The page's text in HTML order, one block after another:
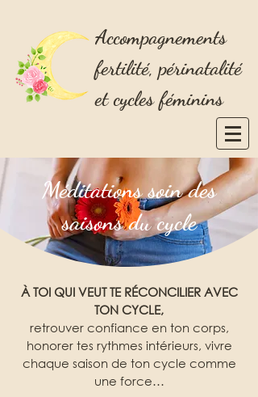
Accompagnements
fertilité, périnatalité
et cycles féminins
Méditations soin des
saisons du cycle
À TOI QUI VEUT TE RÉCONCILIER AVEC
TON CYCLE,
retrouver confiance en ton corps,
honorer tes rythmes intérieurs, vivre
chaque saison de ton cycle comme
une force…